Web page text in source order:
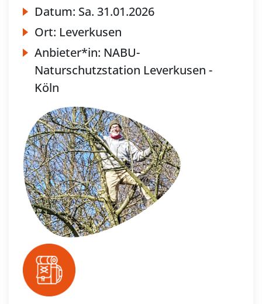
Datum: Sa. 31.01.2026
Ort: Leverkusen
Anbieter*in: NABU-
Naturschutzstation Leverkusen -
Köln